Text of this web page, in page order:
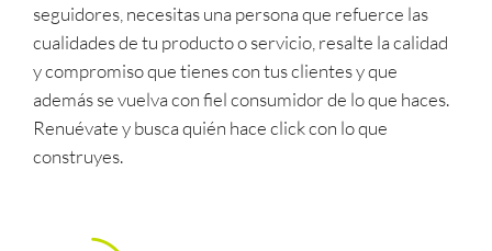
seguidores, necesitas una persona que refuerce las
cualidades de tu producto o servicio, resalte la calidad
y compromiso que tienes con tus clientes y que
además se vuelva con fiel consumidor de lo que haces.
Renuévate y busca quién hace click con lo que
construyes.